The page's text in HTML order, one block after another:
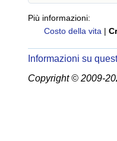
Più informazioni:
Costo della vita |
Informazioni su
Copyright © 2009-